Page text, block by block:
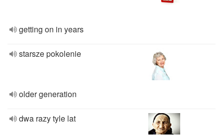
getting on in years
starsze pokolenie
older generation
dwa razy tyle lat